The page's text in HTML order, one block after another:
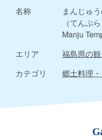
名称
まんじゅ
（てんぷら
Manju
エリア
福島県の
カテゴリ
郷土料理